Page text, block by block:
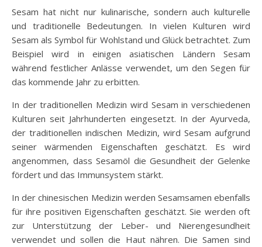
Sesam hat nicht nur kulinarische, sondern auch kulturelle
und traditionelle Bedeutungen. In vielen Kulturen wird
Sesam als Symbol für Wohlstand und Glück betrachtet. Zum
Beispiel wird in einigen asiatischen Ländern Sesam
während festlicher Anlässe verwendet, um den Segen für
das kommende Jahr zu erbitten.
In der traditionellen Medizin wird Sesam in verschiedenen
Kulturen seit Jahrhunderten eingesetzt. In der Ayurveda,
der traditionellen indischen Medizin, wird Sesam aufgrund
seiner wärmenden Eigenschaften geschätzt. Es wird
angenommen, dass Sesamöl die Gesundheit der Gelenke
fördert und das Immunsystem stärkt.
In der chinesischen Medizin werden Sesamsamen ebenfalls
für ihre positiven Eigenschaften geschätzt. Sie werden oft
zur Unterstützung der Leber- und Nierengesundheit
verwendet und sollen die Haut nähren. Die Samen sind